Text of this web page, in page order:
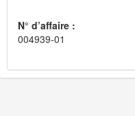
N° d’affaire :
004939-01